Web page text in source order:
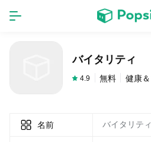
バイタリティ
4.9 無料
名前 バイタリティ